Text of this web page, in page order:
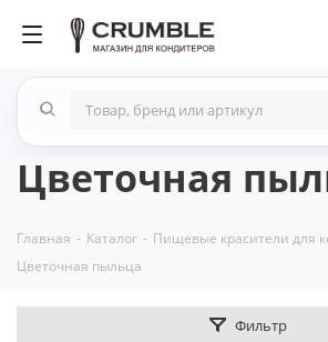
Цветочная
Главная - Каталог - Пищевые красители для
Цветочная пыльца
Фильтр